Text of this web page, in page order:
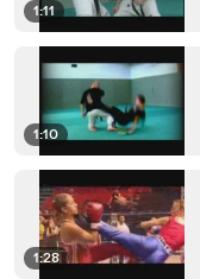
1:11
1:10
1:28